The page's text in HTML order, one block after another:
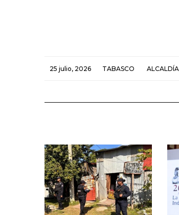
25 julio, 2026 TABASCO